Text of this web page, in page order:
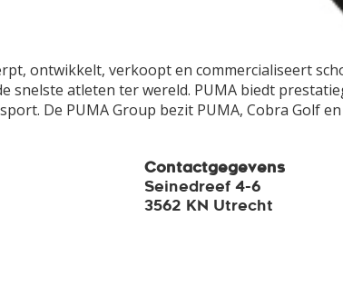
ontwikkelt, verkoopt en commercialiseert
snelste atleten ter wereld. PUMA biedt
De PUMA Group bezit PUMA, Cobra Golf
Contactgegevens
Seinedreef 4-6
3562 KN Utrecht